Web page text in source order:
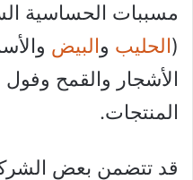
مسببات الحساسية
(الحليب والبيض
الأشجار والقمح
المنتجات.
قد تتضمن بعض